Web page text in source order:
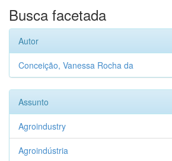
Busca facetada
Autor
Conceição, Vanessa Rocha da
Assunto
Agroindustry
Agroindústria